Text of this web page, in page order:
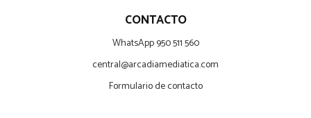
CONTACTO
WhatsApp 950 511 560
central@arcadiamediatica.com
Formulario de contacto